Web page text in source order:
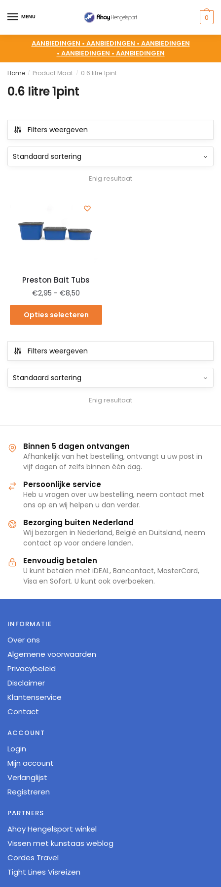
MENU 0
AANBIEDINGEN • AANBIEDINGEN • AANBIEDINGEN
• AANBIEDINGEN • AANBIEDINGEN
Home / Product Maat / 0.6 litre 1pint
0.6 litre 1pint
Filters weergeven
Enig resultaat
Preston Bait Tubs
€2,95 - €8,50
Opties selecteren
Filters weergeven
Enig resultaat
Binnen 5 dagen ontvangen
Afhankelijk van het bestelling, ontvangt u uw post in
vijf dagen of zelfs binnen één dag.
Persoonlijke service
Heb u vragen over uw bestelling, neem contact met
ons op en wij helpen u dan verder.
Bezorging buiten Nederland
Wij bezorgen in Nederland, België en Duitsland, neem
contact op voor andere landen.
Eenvoudig betalen
U kunt betalen met iDEAL, Bancontact, MasterCard,
Visa en Sofort. U kunt ook overboeken.
INFORMATIE
Over ons
Algemene voorwaarden
Privacybeleid
Disclaimer
Klantenservice
Contact
ACCOUNT
Login
Mijn account
Verlanglijst
Registreren
PARTNERS
Ahoy Hengelsport winkel
Vissen met kunstaas weblog
Cordes Travel
Tight Lines Visreizen